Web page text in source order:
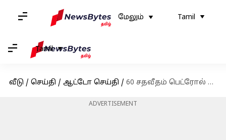
மேலும் Tamil
Tamil
வீடு / செய்தி / ஆட்டோ செய்தி / 60 சதவீதம் பெட்ரோல் என்ஜின்களை விரைவில் நிறுத்த நிசான் கார் நிறுவனம் முடிவு
ADVERTISEMENT